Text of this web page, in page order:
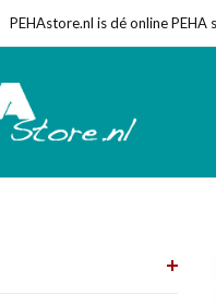
PEHAstore.nl is dé online